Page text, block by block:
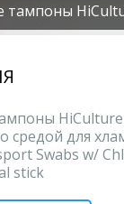
тампоны
средой для
Swabs w/
stick